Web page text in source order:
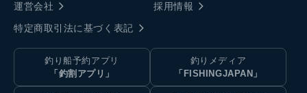
運営会社
採用情報
特定商取引法に基づく表記
釣り船予約アプリ
「釣割アプリ」
釣りメディア
「FISHINGJAPAN」